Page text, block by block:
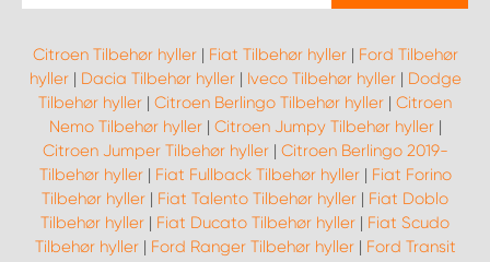
Citroen Tilbehør hyller| Fiat Tilbehør hyller| Ford Tilbehør
hyller| Dacia Tilbehør hyller| Iveco Tilbehør hyller| Dodge
Tilbehør hyller | Citroen Berlingo Tilbehør hyller | Citroen
Nemo Tilbehør hyller| Citroen Jumpy Tilbehør hyller|
Citroen Jumper Tilbehør hyller| Citroen Berlingo 2019-
Tilbehør hyller| Fiat Fullback Tilbehør hyller| Fiat Forino
Tilbehør hyller | Fiat Talento Tilbehør hyller | Fiat Doblo
Tilbehør hyller | Fiat Ducato Tilbehør hyller | Fiat Scudo
Tilbehør hyller| Ford Ranger Tilbehør hyller| Ford Transit